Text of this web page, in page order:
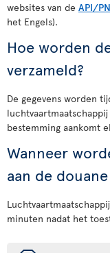
websites van de API/
het Engels).
Hoe worden
verzameld?
De gegevens worden
bestemming aankomt
Wanneer
aan de
minuten nadat het